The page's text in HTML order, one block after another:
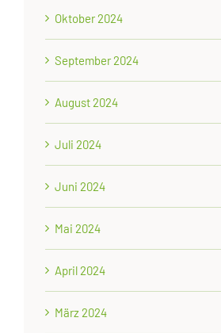
Oktober 2024
September 2024
August 2024
Juli 2024
Juni 2024
Mai 2024
April 2024
März 2024